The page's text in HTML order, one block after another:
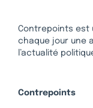
Contrepoints est
chaque jour une
l’actualité
Contrepoints